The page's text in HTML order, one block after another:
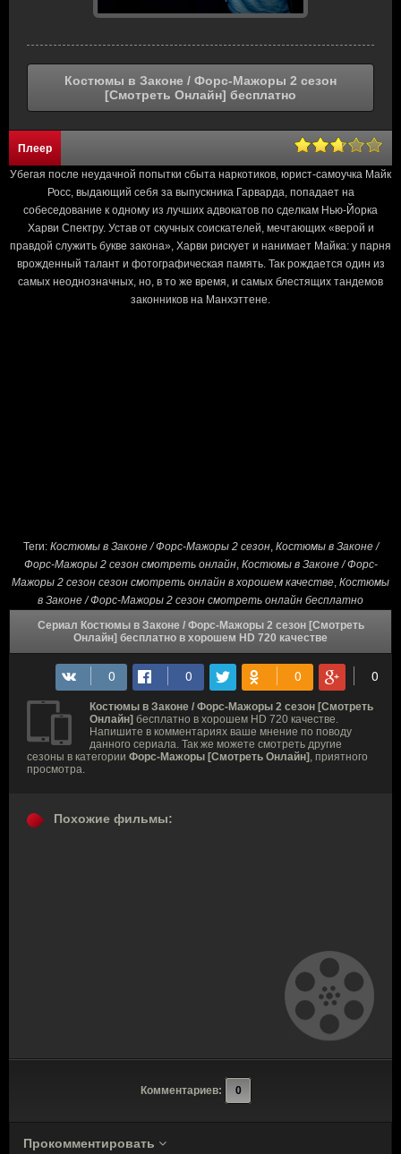
Костюмы в Законе / Форс-Мажоры 2 сезон
[Смотреть Онлайн] бесплатно
Плеер
Убегая после неудачной попытки сбыта наркотиков, юрист-самоучка Майк
Росс, выдающий себя за выпускника Гарварда, попадает на
собеседование к одному из лучших адвокатов по сделкам Нью-Йорка
Харви Спектру. Устав от скучных соискателей, мечтающих «верой и
правдой служить букве закона», Харви рискует и нанимает Майка: у парня
врожденный талант и фотографическая память. Так рождается один из
самых неоднозначных, но, в то же время, и самых блестящих тандемов
законников на Манхэттене.
Теги: Костюмы в Законе / Форс-Мажоры 2 сезон, Костюмы в Законе /
Форс-Мажоры 2 сезон смотреть онлайн, Костюмы в Законе / Форс-
Мажоры 2 сезон сезон смотреть онлайн в хорошем качестве Костюмы
в Законе / Форс-Мажоры 2 сезон смотреть онлайн бесплатно
Сериал Костюмы в Законе / Форс-Мажоры 2 сезон [Смотреть
Онлайн] бесплатно в хорошем HD 720 качестве
Костюмы в Законе / Форс-Мажоры 2 сезон [Смотреть
Онлайн] бесплатно в хорошем HD 720 качестве.
Напишите в комментариях ваше мнение по поводу
данного сериала. Так же можете смотреть другие
сезоны в категории Форс-Мажоры [Смотреть Онлайн] , приятного
просмотра.
Похожие фильмы:
Комментариев: 0
Прокомментировать